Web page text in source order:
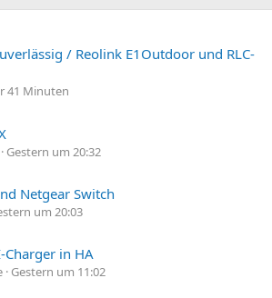
/ Reolink E1Outdoor und RLC-
41 Minuten
Gestern um 20:32
Netgear Switch
um 20:03
in HA
Gestern um 11:02